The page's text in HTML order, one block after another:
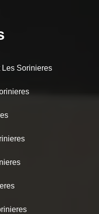
Les Sorinieres